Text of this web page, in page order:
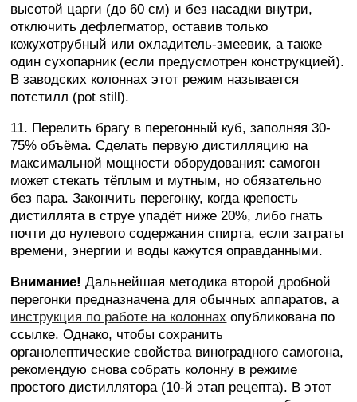
высотой царги (до 60 см) и без насадки внутри,
отключить дефлегматор, оставив только
кожухотрубный или охладитель-змеевик, а также
один сухопарник (если предусмотрен конструкцией).
В заводских колоннах этот режим называется
потстилл (pot still).
11. Перелить брагу в перегонный куб, заполняя 30-
75% объёма. Сделать первую дистилляцию на
максимальной мощности оборудования: самогон
может стекать тёплым и мутным, но обязательно
без пара. Закончить перегонку, когда крепость
дистиллята в струе упадёт ниже 20%, либо гнать
почти до нулевого содержания спирта, если затраты
времени, энергии и воды кажутся оправданными.
Внимание! Дальнейшая методика второй дробной
перегонки предназначена для обычных аппаратов, а
инструкция по работе на колоннах опубликована по
ссылке. Однако, чтобы сохранить
органолептические свойства виноградного самогона,
рекомендую снова собрать колонну в режиме
простого дистиллятора (10-й этап рецепта). В этот